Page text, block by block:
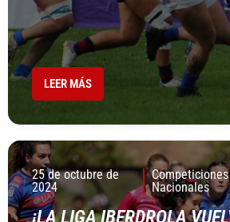
LEER MÁS
25 de octubre de
2024
Competiciones
Nacionales
¡LA LIGA IBERDROLA